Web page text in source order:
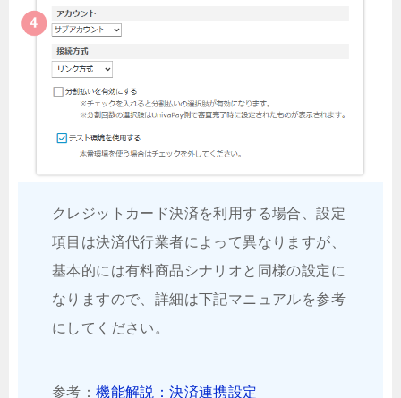
クレジットカード決済を利用する場合、設定
項目は決済代行業者によって異なりますが、
基本的には有料商品シナリオと同様の設定に
なりますので、詳細は下記マニュアルを参考
にしてください。
参考：機能解説：決済連携設定